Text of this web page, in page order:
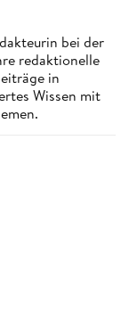
bei der
redaktionelle
in
Wissen mit